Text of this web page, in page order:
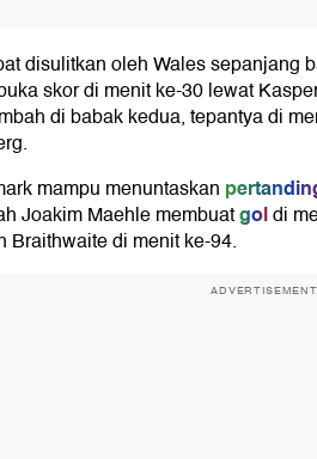
disulitkan oleh Wales sepanjang
skor di menit ke-30 lewat
di babak kedua, tepantya di
mampu menuntaskan
Joakim Maehle membuatgoldi
Braithwaite di menit ke-94.
ADVERTISEMENT